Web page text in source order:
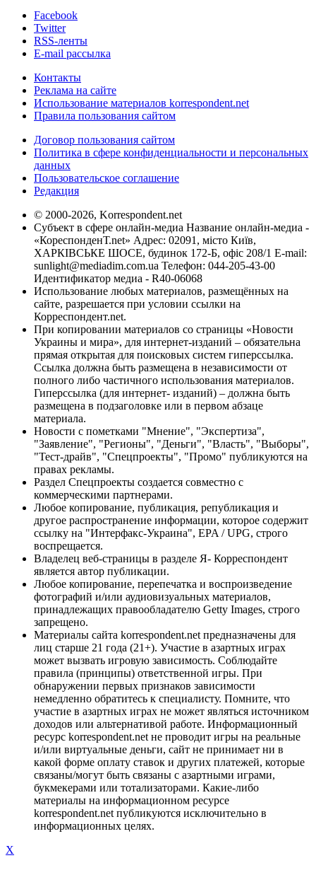
Facebook
Twitter
RSS-ленты
E-mail рассылка
Контакты
Реклама на сайте
Использование материалов korrespondent.net
Правила пользования сайтом
Договор пользования сайтом
Политика в сфере конфиденциальности и персональных
данных
Пользовательское соглашение
Редакция
© 2000-2026, Korrespondent.net
Субъект в сфере онлайн-медиа Название онлайн-медиа -
«КореспонденТ.net» Адрес: 02091, місто Київ,
ХАРКІВСЬКЕ ШОСЕ, будинок 172-Б, офіс 208/1 E-mail:
sunlight@mediadim.com.ua Телефон: 044-205-43-00
Идентификатор медиа - R40-06068
Использование любых материалов, размещённых на
сайте, разрешается при условии ссылки на
Корреспондент.net.
При копировании материалов со страницы «Новости
Украины и мира», для интернет-изданий – обязательна
прямая открытая для поисковых систем гиперссылка.
Ссылка должна быть размещена в независимости от
полного либо частичного использования материалов.
Гиперссылка (для интернет- изданий) – должна быть
размещена в подзаголовке или в первом абзаце
материала.
Новости с пометками "Мнение", "Экспертиза",
"Заявление", "Регионы", "Деньги", "Власть", "Выборы",
"Тест-драйв", "Спецпроекты", "Промо" публикуются на
правах рекламы.
Раздел Спецпроекты создается совместно с
коммерческими партнерами.
Любое копирование, публикация, републикация и
другое распространение информации, которое содержит
ссылку на "Интерфакс-Украина", EPA / UPG, строго
воспрещается.
Владелец веб-страницы в разделе Я- Корреспондент
является автор публикации.
Любое копирование, перепечатка и воспроизведение
фотографий и/или аудиовизуальных материалов,
принадлежащих правообладателю Getty Images, строго
запрещено.
Материалы сайта korrespondent.net предназначены для
лиц старше 21 года (21+). Участие в азартных играх
может вызвать игровую зависимость. Соблюдайте
правила (принципы) ответственной игры. При
обнаружении первых признаков зависимости
немедленно обратитесь к специалисту. Помните, что
участие в азартных играх не может являться источником
доходов или альтернативой работе. Информационный
ресурс korrespondent.net не проводит игры на реальные
и/или виртуальные деньги, сайт не принимает ни в
какой форме оплату ставок и других платежей, которые
связаны/могут быть связаны с азартными играми,
букмекерами или тотализаторами. Какие-либо
материалы на информационном ресурсе
korrespondent.net публикуются исключительно в
информационных целях.
X